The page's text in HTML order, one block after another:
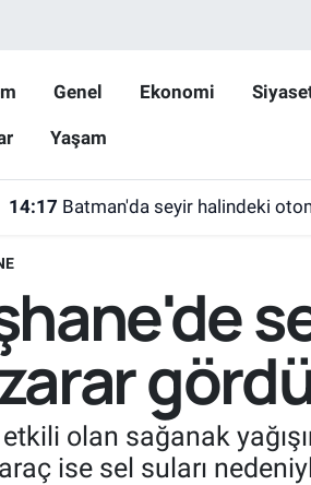
Genel Ekonomi
Yaşam
14:17 Batman'da seyir halindeki
olan sağanak
araç ise sel suları